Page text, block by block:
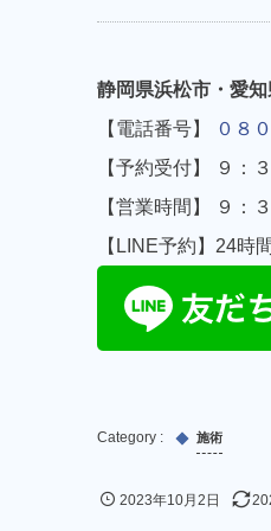
静岡県浜松市・愛
【電話番号】
０８
【予約受付】 ９：
【営業時間】 ９：
【LINE予約】24時
施術
2023年10月2日